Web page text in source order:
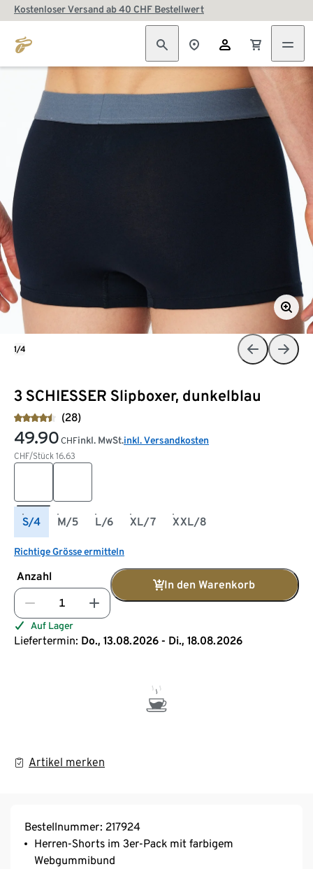
Kostenloser Versand ab 40 CHF Bestellwert
3 SCHIESSER Slipboxer, dunkelblau
(28)
49.90 CHF
CHF/Stück 16.63
inkl. MwSt.inkl. Versandkosten
S/4 M/5 L/6 XL/7 XXL/8
Richtige Grösse ermitteln
Anzahl
In den Warenkorb
Auf Lager
Liefertermin: Do., 13.08.2026 - Di., 18.08.2026
Artikel merken
1/4
Bestellnummer: 217924
Herren-Shorts im 3er-Pack mit farbigem
Webgummibund